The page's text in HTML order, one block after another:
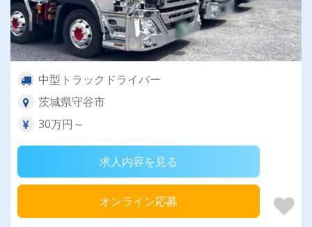
中型トラックドライバー
茨城県守谷市
30万円～
求人内容を見る
オンライン応募